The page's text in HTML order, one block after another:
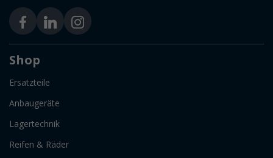
Shop
Ersatzteile
Anbaugeräte
Lagertechnik
Reifen & Räder